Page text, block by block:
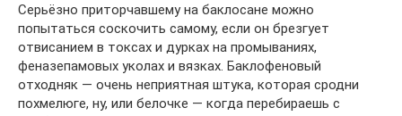
Серьёзно приторчавшему на баклосане можно
попытаться соскочить самому, если он брезгует
отвисанием в токсах и дурках на промываниях,
феназепамовых уколах и вязках. Баклофеновый
отходняк — очень неприятная штука, которая сродни
похмелюге, ну, или белочке — когда перебираешь с